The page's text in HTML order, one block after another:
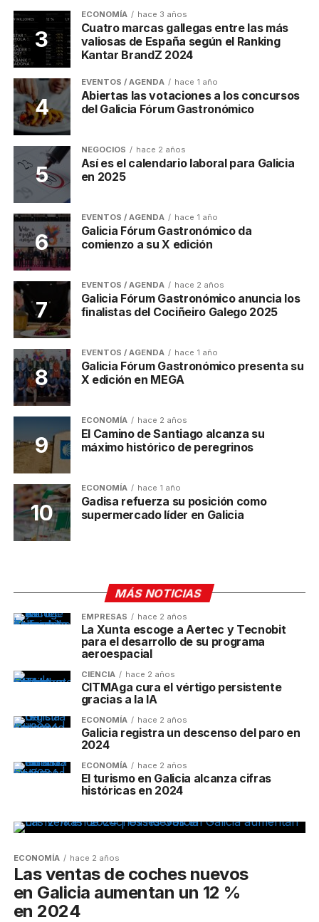
ECONOMÍA hace 3 años
Cuatro marcas gallegas entre las más
valiosas de España según el Ranking
Kantar BrandZ 2024
EVENTOS / AGENDA hace 1 año
Abiertas las votaciones a los concursos
del Galicia Fórum Gastronómico
NEGOCIOS hace 2 años
Así es el calendario laboral para Galicia
en 2025
EVENTOS / AGENDA hace 1 año
Galicia Fórum Gastronómico da
comienzo a su X edición
EVENTOS / AGENDA hace 2 años
Galicia Fórum Gastronómico anuncia los
finalistas del Cociñeiro Galego 2025
EVENTOS / AGENDA hace 1 año
Galicia Fórum Gastronómico presenta su
X edición en MEGA
ECONOMÍA hace 2 años
El Camino de Santiago alcanza su
máximo histórico de peregrinos
ECONOMÍA hace 1 año
Gadisa refuerza su posición como
supermercado líder en Galicia
MÁS NOTICIAS
EMPRESAS hace 2 años
La Xunta escoge a Aertec y Tecnobit
para el desarrollo de su programa
aeroespacial
CIENCIA hace 2 años
CITMAga cura el vértigo persistente
gracias a la IA
ECONOMÍA hace 2 años
Galicia registra un descenso del paro en
2024
ECONOMÍA hace 2 años
El turismo en Galicia alcanza cifras
históricas en 2024
ECONOMÍA hace 2 años
Las ventas de coches nuevos
en Galicia aumentan un 12 %
en 2024